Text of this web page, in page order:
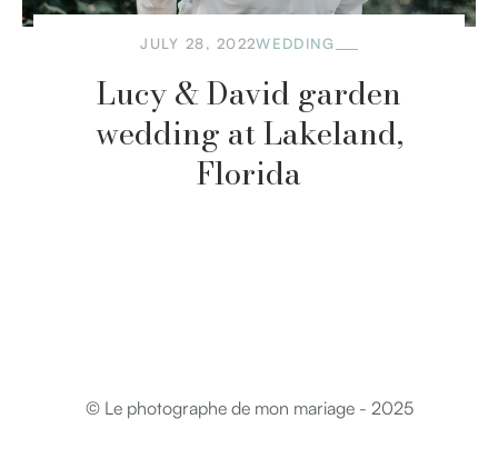
JULY 28, 2022WEDDING
Lucy & David garden
wedding at Lakeland,
Florida
© Le photographe de mon mariage - 2025